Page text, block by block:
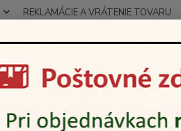
REKLAMÁCIE A VRÁTENIE TOVARU
kozmetika Darčekové sady Pre deti